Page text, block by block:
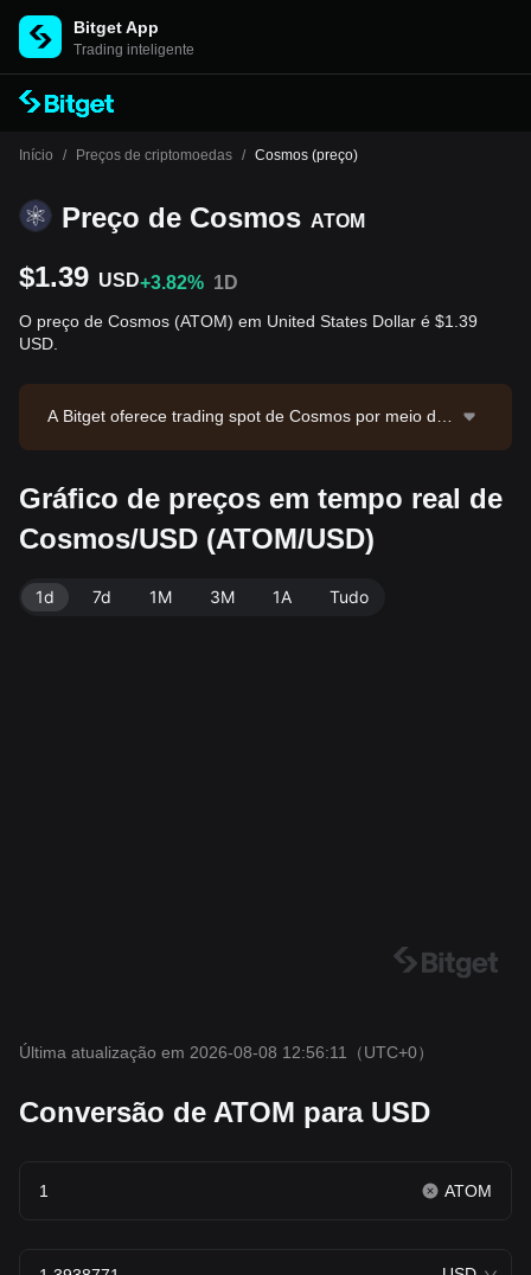
Bitget App
Trading inteligente
Início / Preços de criptomoedas / Cosmos (preço)
Preço de Cosmos ATOM
$1.39 USD+3.82% 1D
O preço de Cosmos (ATOM) em United States Dollar é $1.39
USD.
A Bitget oferece trading spot de Cosmos por meio do
8. Cosmos possui valor de mercado de $729,848,381.
13 e oferta em circulação de 523.61M ATOM. Fonte d
os dados: Bitget. Última atualização: 2026-08-08 12:5
Gráfico de preços em tempo real de
Cosmos/USD (ATOM/USD)
1d 7d 1M 3M 1A Tudo
Última atualização em 2026-08-08 12:56:11 （UTC+0）
Conversão de ATOM para USD
ATOM